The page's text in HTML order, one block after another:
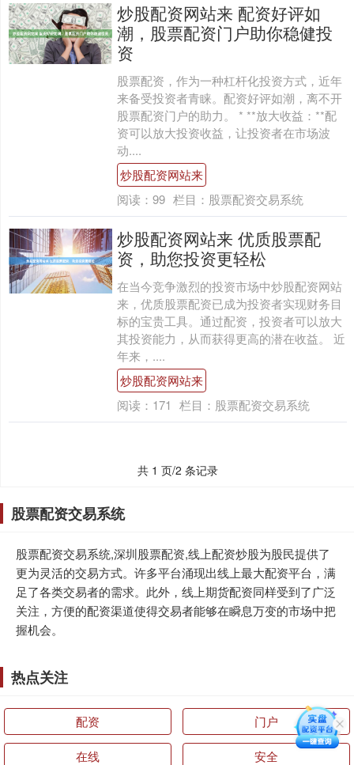
炒股配资网站来 配资好评如
潮，股票配资门户助你稳健投
资
股票配资，作为一种杠杆化投资方式，近年
来备受投资者青睐。配资好评如潮，离不开
股票配资门户的助力。 * **放大收益：**配
资可以放大投资收益，让投资者在市场波
动....
炒股配资网站来
阅读： 99 栏目： 股票配资交易系统
炒股配资网站来 优质股票配
资，助您投资更轻松
在当今竞争激烈的投资市场中炒股配资网站
来，优质股票配资已成为投资者实现财务目
标的宝贵工具。通过配资，投资者可以放大
其投资能力，从而获得更高的潜在收益。 近
年来，....
炒股配资网站来
阅读： 171 栏目： 股票配资交易系统
共 1 页/2 条记录
股票配资交易系统
股票配资交易系统,深圳股票配资,线上配资炒股为股民提供了
更为灵活的交易方式。许多平台涌现出线上最大配资平台，满
足了各类交易者的需求。此外，线上期货配资同样受到了广泛
关注，方便的配资渠道使得交易者能够在瞬息万变的市场中把
握机会。
热点关注
配资 门户
在线 安全